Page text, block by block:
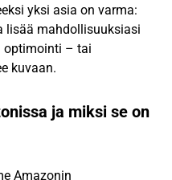
yksi asia on varma:
lisää mahdollisuuksiasi
optimointi – tai
kuvaan.
ja miksi se on
Amazonin